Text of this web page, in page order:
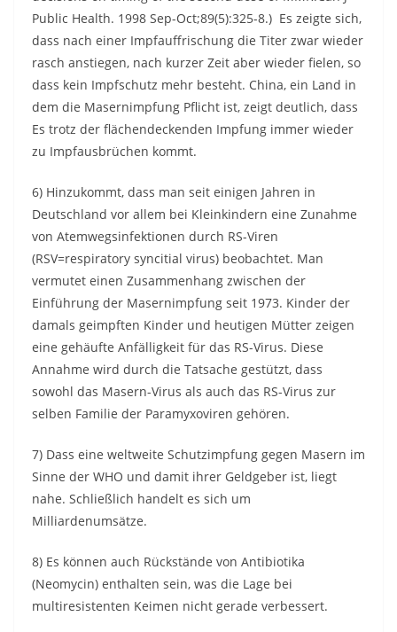
Public Health. 1998 Sep-Oct;89(5):325-8.) Es zeigte sich,
dass nach einer Impfauffrischung die Titer zwar wieder
rasch anstiegen, nach kurzer Zeit aber wieder fielen, so
dass kein Impfschutz mehr besteht. China, ein Land in
dem die Masernimpfung Pflicht ist, zeigt deutlich, dass
Es trotz der flächendeckenden Impfung immer wieder
zu Impfausbrüchen kommt.
6) Hinzukommt, dass man seit einigen Jahren in
Deutschland vor allem bei Kleinkindern eine Zunahme
von Atemwegsinfektionen durch RS-Viren
(RSV=respiratory syncitial virus) beobachtet. Man
vermutet einen Zusammenhang zwischen der
Einführung der Masernimpfung seit 1973. Kinder der
damals geimpften Kinder und heutigen Mütter zeigen
eine gehäufte Anfälligkeit für das RS-Virus. Diese
Annahme wird durch die Tatsache gestützt, dass
sowohl das Masern-Virus als auch das RS-Virus zur
selben Familie der Paramyxoviren gehören.
7) Dass eine weltweite Schutzimpfung gegen Masern im
Sinne der WHO und damit ihrer Geldgeber ist, liegt
nahe. Schließlich handelt es sich um
Milliardenumsätze.
8) Es können auch Rückstände von Antibiotika
(Neomycin) enthalten sein, was die Lage bei
multiresistenten Keimen nicht gerade verbessert.